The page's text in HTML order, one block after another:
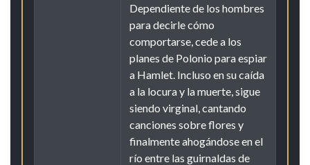
Dependiente de los hombres
para decirle cómo
comportarse, cede a los
planes de Polonio para espiar
a Hamlet. Incluso en su caída
a la locura y la muerte, sigue
siendo virginal, cantando
canciones sobre flores y
finalmente ahogándose en el
río entre las guirnaldas de